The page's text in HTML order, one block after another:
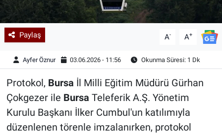
Paylaş A- A+
Ayfer Öznur 03.06.2026 - 11:56 Okunma Süresi: 1 Dk
Protokol, Bursa İl Milli Eğitim Müdürü Gürhan
Çokgezer ile Bursa Teleferik A.Ş. Yönetim
Kurulu Başkanı İlker Cumbul'un katılımıyla
düzenlenen törenle imzalanırken, protokol